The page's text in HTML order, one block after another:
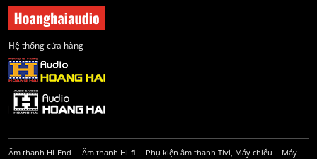
Hệ thống cửa hàng
Âm thanh Hi-End – Âm thanh Hi-fi – Phụ kiện âm thanh Tivi, Máy chiếu - Máy